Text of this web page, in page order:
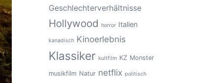
Geschlechterverhältnisse
Hollywood horror Italien
kanadisch Kinoerlebnis
Klassiker kultfilm KZ Monster
musikfilm Natur netflix politisch